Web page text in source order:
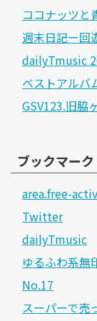
ココナッツと
週末日記ー回
dailyTmusic
ベストアルバ
GSV123.旧脇
ブックマーク
area.free-
Twitter
dailyTmusic
ゆるふわ系無
No.17
スーパーで売